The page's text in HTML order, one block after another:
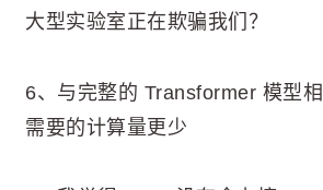
大型实验室正在欺骗我们？
6、与完整的 Transformer 模型
需要的计算量更少